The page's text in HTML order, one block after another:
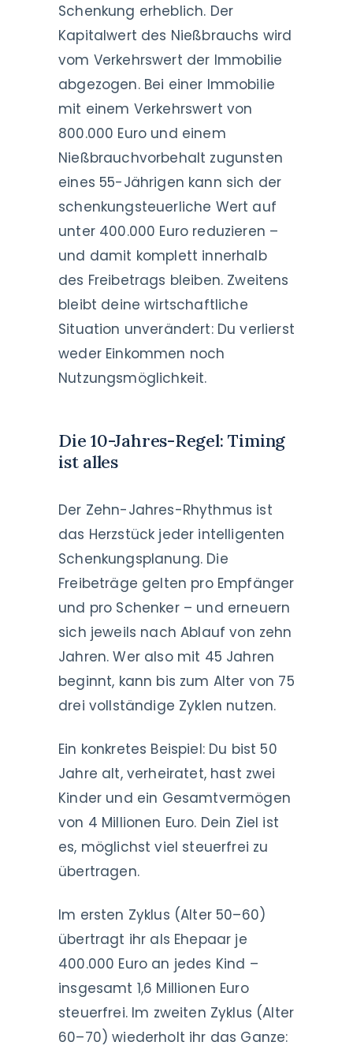
Schenkung erheblich. Der
Kapitalwert des Nießbrauchs wird
vom Verkehrswert der Immobilie
abgezogen. Bei einer Immobilie
mit einem Verkehrswert von
800.000 Euro und einem
Nießbrauchvorbehalt zugunsten
eines 55-Jährigen kann sich der
schenkungsteuerliche Wert auf
unter 400.000 Euro reduzieren –
und damit komplett innerhalb
des Freibetrags bleiben. Zweitens
bleibt deine wirtschaftliche
Situation unverändert: Du verlierst
weder Einkommen noch
Nutzungsmöglichkeit.
Die 10-Jahres-Regel: Timing
ist alles
Der Zehn-Jahres-Rhythmus ist
das Herzstück jeder intelligenten
Schenkungsplanung. Die
Freibeträge gelten pro Empfänger
und pro Schenker – und erneuern
sich jeweils nach Ablauf von zehn
Jahren. Wer also mit 45 Jahren
beginnt, kann bis zum Alter von 75
drei vollständige Zyklen nutzen.
Ein konkretes Beispiel: Du bist 50
Jahre alt, verheiratet, hast zwei
Kinder und ein Gesamtvermögen
von 4 Millionen Euro. Dein Ziel ist
es, möglichst viel steuerfrei zu
übertragen.
Im ersten Zyklus (Alter 50–60)
übertragt ihr als Ehepaar je
400.000 Euro an jedes Kind –
insgesamt 1,6 Millionen Euro
steuerfrei. Im zweiten Zyklus (Alter
60–70) wiederholt ihr das Ganze: